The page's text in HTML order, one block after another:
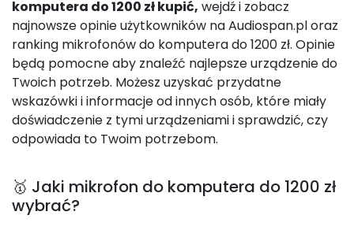
komputera do 1200 zł kupić, wejdź i zobacz
najnowsze opinie użytkowników na Audiospan.pl oraz
ranking mikrofonów do komputera do 1200 zł. Opinie
będą pomocne aby znaleźć najlepsze urządzenie do
Twoich potrzeb. Możesz uzyskać przydatne
wskazówki i informacje od innych osób, które miały
doświadczenie z tymi urządzeniami i sprawdzić, czy
odpowiada to Twoim potrzebom.
🥇 Jaki mikrofon do komputera do 1200 zł
wybrać?